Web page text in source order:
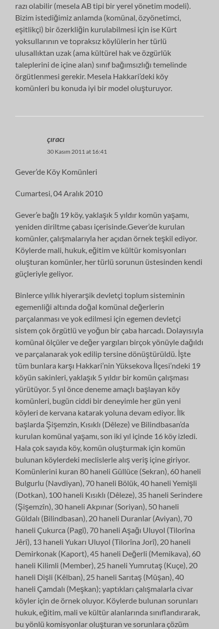
razı olabilir (mesela AB tipi bir yerel yönetim modeli).
Bizim istediğimiz anlamda (komünal, özyönetimci,
eşitlikçi) bir özerkliğin kurulabilmesi için ise Kürt
yoksullarının ve topraksız köylülerin her türlü
ulusallıktan uzak (ama kültürel hak ve özgürlük
taleplerini de içine alan) sınıf bağımsızlığı temelinde
örgütlenmesi gerekir. Mesela Hakkari’deki köy
komünleri bu konuda iyi bir model oluşturuyor.
çıracı
30 Kasım 2011 at 16:41
Gever’de Köy Komünleri
Cumartesi, 04 Aralık 2010
Gever’e bağlı 19 köy, yaklaşık 5 yıldır komün yaşamı,
yeniden diriltme çabası içerisinde.Gever’de kurulan
komünler, çalışmalarıyla her açıdan örnek teşkil ediyor.
Köylerde mali, hukuk, eğitim ve kültür komisyonları
oluşturan komünler, her türlü sorunun üstesinden kendi
güçleriyle geliyor.
Binlerce yıllık hiyerarşik devletçi toplum sisteminin
egemenliği altında doğal komünal değerlerin
parçalanması ve yok edilmesi için egemen devletçi
sistem çok örgütlü ve yoğun bir çaba harcadı. Dolayısıyla
komünal ölçüler ve değer yargıları birçok yönüyle dağıldı
ve parçalanarak yok edilip tersine dönüştürüldü. İşte
tüm bunlara karşı Hakkari’nin Yüksekova İlçesi’ndeki 19
köyün sakinleri, yaklaşık 5 yıldır bir komün çalışması
yürütüyor. 5 yıl önce deneme amaçlı başlayan köy
komünleri, bugün ciddi bir deneyimle her gün yeni
köyleri de kervana katarak yoluna devam ediyor. İlk
başlarda Şişemzin, Kısıklı (Dêleze) ve Bilindbasan’da
kurulan komünal yaşamı, son iki yıl içinde 16 köy izledi.
Hala çok sayıda köy, komün oluşturmak için komün
bulunan köylerdeki meclislerle alış veriş içine giriyor.
Komünlerini kuran 80 haneli Güllüce (Sekran), 60 haneli
Bulgurlu (Navdiyan), 70 haneli Bölük, 40 haneli Yemişli
(Dotkan), 100 haneli Kısıklı (Dêleze), 35 haneli Serindere
(Şişemzîn), 30 haneli Akpınar (Soriyan), 50 haneli
Güldalı (Bilindbasan), 20 haneli Duranlar (Aviyan), 70
haneli Çukurca (Pagî), 70 haneli Aşağı Uluyol (Tilorîna
Jêrî), 13 haneli Yukarı Uluyol (Tilorîna Jorî), 20 haneli
Demirkonak (Kaport), 45 haneli Değerli (Memikava), 60
haneli Kilimli (Member), 25 haneli Yumrutaş (Kuçe), 20
haneli Dişli (Kêlban), 25 haneli Sarıtaş (Mûşan), 40
haneli Çamdalı (Meşkan); yaptıkları çalışmalarla civar
köyler için de örnek oluyor. Köylerde bulunan sorunları
hukuk, eğitim, mali ve kültür alanlarında sınıflandırarak,
bu yönlü komisyonlar oluşturan ve sorunlara çözüm